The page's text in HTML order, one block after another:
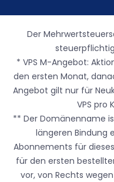
Der
* VPS M-Angebot:
den ersten Monat,
Angebot gilt nur für
VPS pro
** Der Domänenname
längeren Bindung
Abonnements für
für den ersten
vor, von Rechts